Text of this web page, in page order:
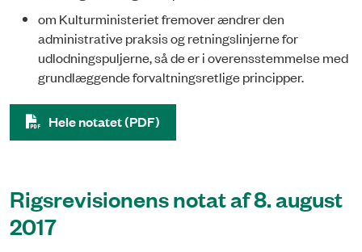
om Kulturministeriet fremover ændrer den
administrative praksis og retningslinjerne for
udlodningspuljerne, så de er i overensstemmelse med
grundlæggende forvaltningsretlige principper.
Hele notatet (PDF)
Rigsrevisionens notat af 8. august
2017